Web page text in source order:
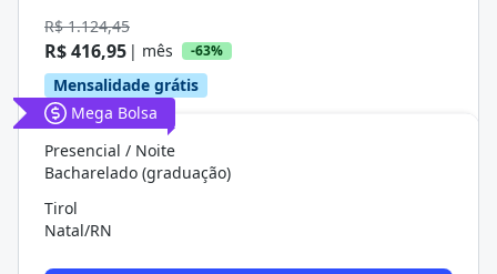
R$ 1.124,45
R$ 416,95 | mês -63%
Mensalidade grátis
Mega Bolsa
Presencial / Noite
Bacharelado (graduação)
Tirol
Natal/RN